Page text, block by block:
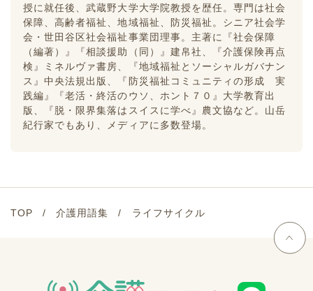
授に就任後、武蔵野大学大学院教授を歴任。専門は社会
保障、高齢者福祉、地域福祉、防災福祉。シニア社会学
会・世田谷区社会福祉事業団理事。主著に『社会保障
（編著）』『相談援助（同）』建帛社、『介護保険再点
検』ミネルヴァ書房、『地域福祉とソーシャルガバナン
ス』中央法規出版、『防災福祉コミュニティの形成 実
践編』『老活・終活のウソ、ホント７０』大学教育出
版、『脱・限界集落はスイスに学べ』農文協など。山岳
紀行家でもあり、メディアに多数登場。
TOP 介護用語集 ライフサイクル